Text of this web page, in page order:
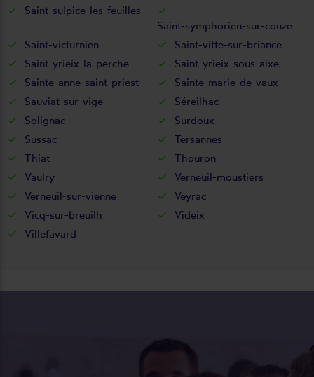
Saint-sulpice-les-feuilles
Saint-symphorien-sur-couze
Saint-victurnien
Saint-vitte-sur-briance
Saint-yrieix-la-perche
Saint-yrieix-sous-aixe
Sainte-anne-saint-priest
Sainte-marie-de-vaux
Sauviat-sur-vige
Séreilhac
Solignac
Surdoux
Sussac
Tersannes
Thiat
Thouron
Vaulry
Verneuil-moustiers
Verneuil-sur-vienne
Veyrac
Vicq-sur-breuilh
Videix
Villefavard